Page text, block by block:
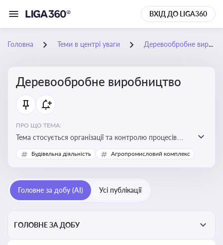
ВХІД ДО LIGA360
Головна Теми в центрі уваги Деревообробне виробництво
Деревообробне виробництво
ПРО ЩО ТЕМА:
Тема стосується організації та контролю процесів
переробки деревини, дотримання технічних
стандартів, екологічних вимог і безпеки праці на
Будівельна діяльність Агропромисловий комплекс
Головне за добу (AI) Усі публікації
ГОЛОВНЕ ЗА ДОБУ